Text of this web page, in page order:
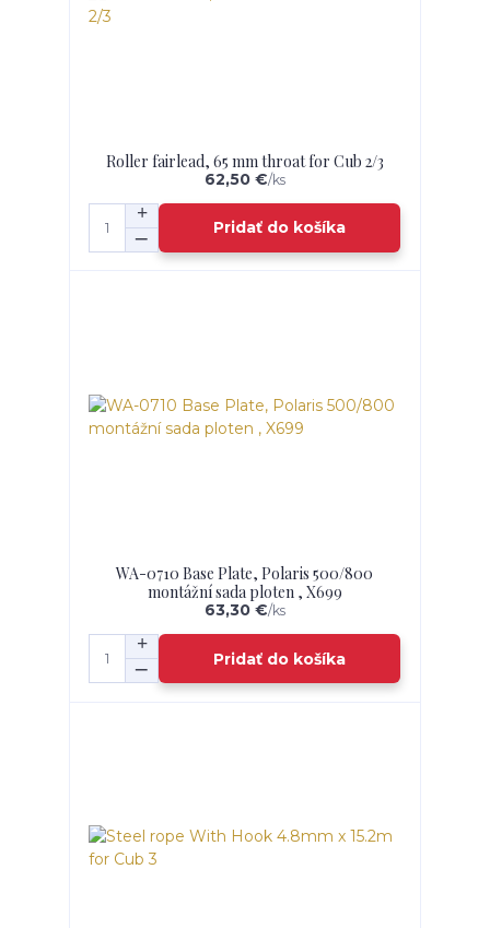
Roller fairlead, 65 mm throat for Cub 2/3
62,50 €/ks
Pridať do košíka
WA-0710 Base Plate, Polaris 500/800
montážní sada ploten , X699
63,30 €/ks
Pridať do košíka